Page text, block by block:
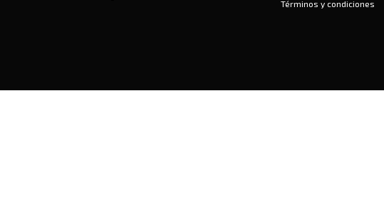
Términos y condiciones